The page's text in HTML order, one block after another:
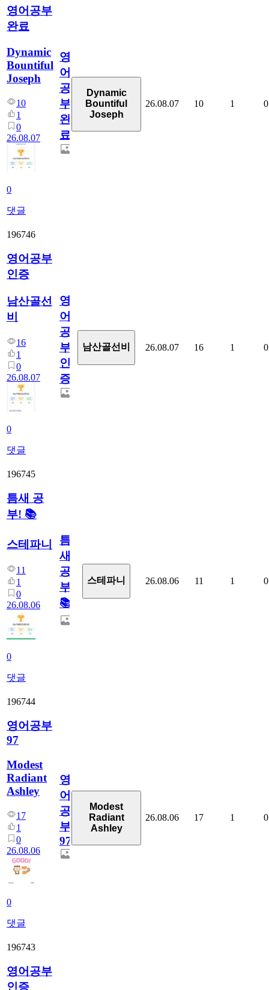
영어공부
완료
Dynamic
Bountiful
Joseph
10
1
0
26.08.07
0
댓글
영
어
공
부
완
료
Dynamic
Bountiful
Joseph
26.08.07 10 1 0
196746
영어공부
인증
남산골선
비
16
1
0
26.08.07
0
댓글
영
어
공
부
인
증
남산골선비 26.08.07 16 1 0
196745
틈새 공
부! 📚
스테파니
11
1
0
26.08.06
0
댓글
틈
새
공
부!
📚
스테파니 26.08.06 11 1 0
196744
영어공부
97
Modest
Radiant
Ashley
17
1
0
26.08.06
0
댓글
영
어
공
부
97
Modest
Radiant
Ashley
26.08.06 17 1 0
196743
영어공부
인증